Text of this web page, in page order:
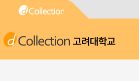
고려대학교